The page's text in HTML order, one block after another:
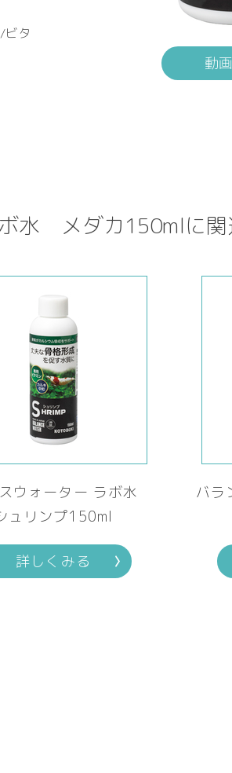
ビタ
動
水 メダカ150mlに関
ウォーター ラボ水
ュリンプ150ml
詳しくみる
バ